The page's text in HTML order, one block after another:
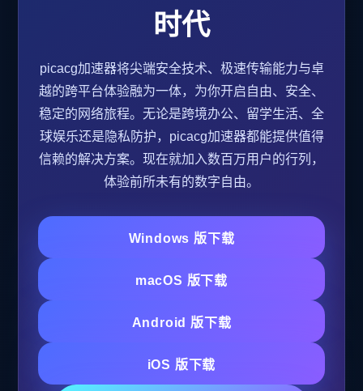
时代
picacg加速器将尖端安全技术、极速传输能力与卓
越的跨平台体验融为一体，为你开启自由、安全、
稳定的网络旅程。无论是跨境办公、留学生活、全
球娱乐还是隐私防护，picacg加速器都能提供值得
信赖的解决方案。现在就加入数百万用户的行列，
体验前所未有的数字自由。
Windows 版下载
macOS 版下载
Android 版下载
iOS 版下载